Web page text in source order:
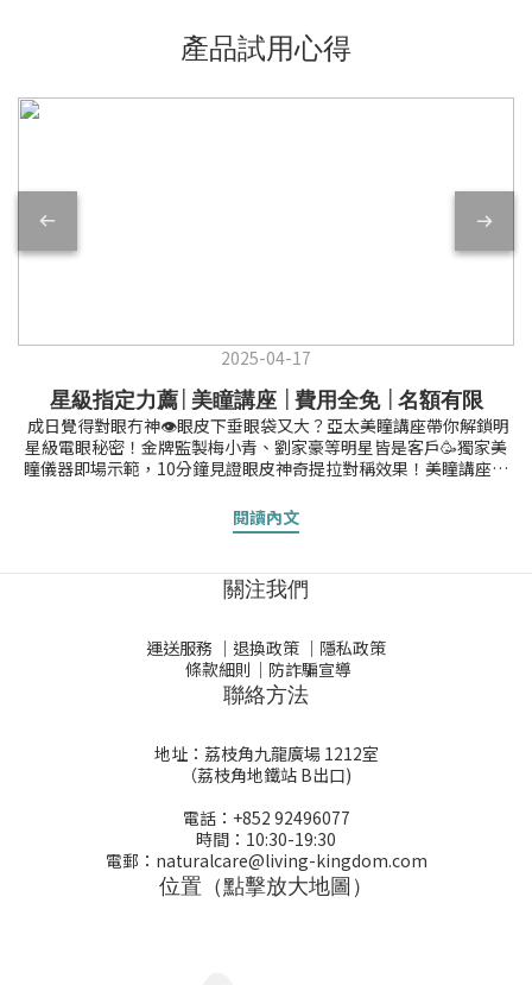
產品試用心得
2025-04-17
星級指定力薦│美瞳講座 │費用全免 │名額有限
成日覺得對眼冇神👁️眼皮下垂眼袋又大？亞太美瞳講座帶你解鎖明
星級電眼秘密！金牌監製梅小青、劉家豪等明星皆是客戶🥳獨家美
瞳儀器即場示範，10分鐘見證眼皮神奇提拉對稱效果！美瞳講座內
矯正眼部下垂的原因👉🏻美瞳檢查內容及示範👉🏻美瞳治療示範（會有
儀器帶到現場，揀客人出來示範）👉🏻️⁠即場登記美瞳治療會有優惠以
號（星期日）🕐時間：下午2點至5點📍地址：佐敦彌敦道 223 號 盛
樂中心10樓演講廳📱WhatsApp預約：92496077(佐敦地鐵站C出口
多2名⚠️由即日起報名至5月17日截止⚠️
閱讀內文
關注我們
運送服務 ｜ 退換政策 ｜ 隱私政策
條款細則 ｜ 防詐騙宣導
聯絡方法
地址：荔枝角九龍廣場 1212室
（荔枝角地鐵站 B出口)
電話：+852 92496077
時間：10:30-19:30
電郵：naturalcare@living-kingdom.com
位置（點擊放大地圖）